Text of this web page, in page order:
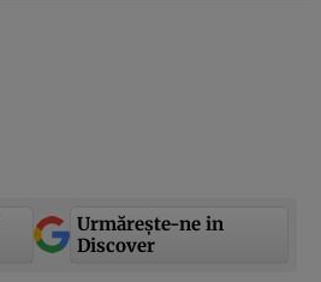
Urmărește-ne in
Discover